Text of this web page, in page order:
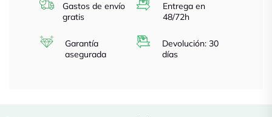
Gastos de envío
gratis
Entrega en
48/72h
Garantía
asegurada
Devolución: 30
días